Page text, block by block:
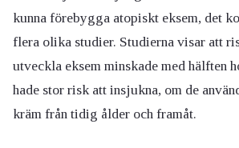
kunna förebygga atopiskt eksem, det
flera olika studier. Studierna visar att
utveckla eksem minskade med hälften
hade stor risk att insjukna, om de
kräm från tidig ålder och framåt.